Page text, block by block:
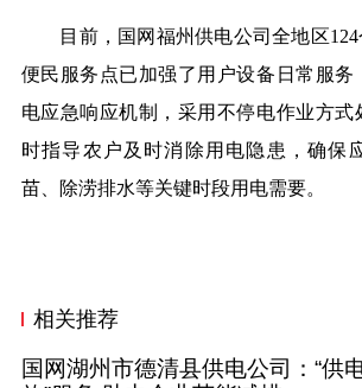
目前，国网福州供电公司全地区124
便民服务点已加强了用户设备日常服务
电应急响应机制，采用不停电作业方式
时指导农户及时消除用电隐患，确保
苗、除涝排水等关键时段用电需要。
相关推荐
国网湖州市德清县供电公司：“供